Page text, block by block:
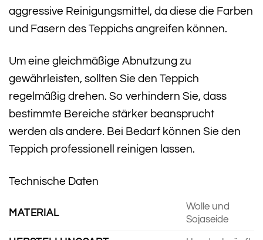
aggressive Reinigungsmittel, da diese die Farben
und Fasern des Teppichs angreifen können.
Um eine gleichmäßige Abnutzung zu
gewährleisten, sollten Sie den Teppich
regelmäßig drehen. So verhindern Sie, dass
bestimmte Bereiche stärker beansprucht
werden als andere. Bei Bedarf können Sie den
Teppich professionell reinigen lassen.
Technische Daten
MATERIAL
Wolle und
Sojaseide